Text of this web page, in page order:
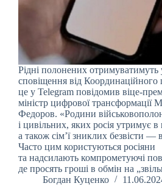
Рідні полонених отримуватимуть
сповіщення від
це у Telegram повідомив віце-
міністр цифрової трансформації
Федоров. «Родини
і цивільних, яких росія утримує в
а також сім’ї зниклих безвісти —
Часто цим користуються росіяни
та надсилають компрометуючі
де просять гроші в обмін на
Богдан Куценко